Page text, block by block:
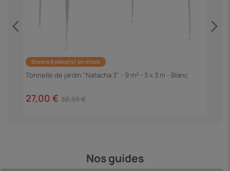
Encore 6 pièce(s) en stock
Tonnelle de jardin "Natacha 3" - 9 m² - 3 x 3 m - Blanc
27,00 € 32,93 €
Nos guides